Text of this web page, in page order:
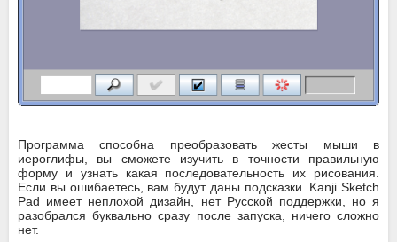
Программа способна преобразовать жесты мыши в
иероглифы, вы сможете изучить в точности правильную
форму и узнать какая последовательность их рисования.
Если вы ошибаетесь, вам будут даны подсказки. Kanji Sketch
Pad имеет неплохой дизайн, нет Русской поддержки, но я
разобрался буквально сразу после запуска, ничего сложно
нет.